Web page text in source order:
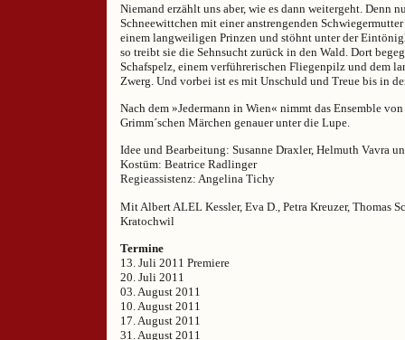
Niemand erzählt uns aber, wie es dann weitergeht. Denn
Schneewittchen mit einer anstrengenden
einem langweiligen Prinzen und stöhnt unter der
so treibt sie die Sehnsucht zurück in den Wald. Dort
Schafspelz, einem verführerischen Fliegenpilz und dem
Zwerg. Und vorbei ist es mit Unschuld und Treue bis in
Nach dem »Jedermann in Wien« nimmt das Ensemble
Grimm´schen Märchen genauer unter die Lupe.
Idee und Bearbeitung: Susanne Draxler, Helmuth Vavra
Kostüm: Beatrice Radlinger
Regieassistenz: Angelina Tichy
Mit Albert ALEL Kessler, Eva D., Petra Kreuzer, Thomas
Kratochwil
Termine
13. Juli 2011 Premiere
20. Juli 2011
03. August 2011
10. August 2011
17. August 2011
31. August 2011